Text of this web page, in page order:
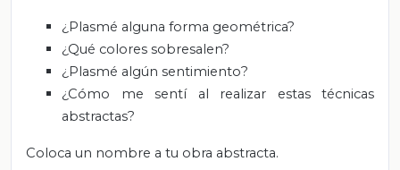
¿Plasmé alguna forma geométrica?
¿Qué colores sobresalen?
¿Plasmé algún sentimiento?
¿Cómo me sentí al realizar estas técnicas
abstractas?
Coloca un nombre a tu obra abstracta.